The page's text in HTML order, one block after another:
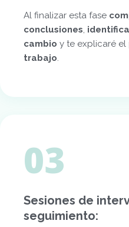
Al finalizar esta fase
conclusiones,
cambio y te explicaré el
trabajo.
03
Sesiones de
seguimiento: